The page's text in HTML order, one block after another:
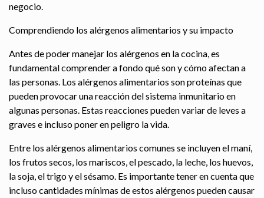
negocio.
Comprendiendo los alérgenos alimentarios y su impacto
Antes de poder manejar los alérgenos en la cocina, es
fundamental comprender a fondo qué son y cómo afectan a
las personas. Los alérgenos alimentarios son proteínas que
pueden provocar una reacción del sistema inmunitario en
algunas personas. Estas reacciones pueden variar de leves a
graves e incluso poner en peligro la vida.
Entre los alérgenos alimentarios comunes se incluyen el maní,
los frutos secos, los mariscos, el pescado, la leche, los huevos,
la soja, el trigo y el sésamo. Es importante tener en cuenta que
incluso cantidades mínimas de estos alérgenos pueden causar